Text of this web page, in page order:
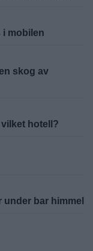
i mobilen
skog av
hotell?
bar himmel